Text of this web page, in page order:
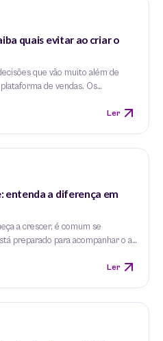
quais evitar ao criar o
que vão muito além de
de vendas. Os…
Ler
entenda a diferença em
a crescer, é comum se
preparado para acompanhar o a…
Ler